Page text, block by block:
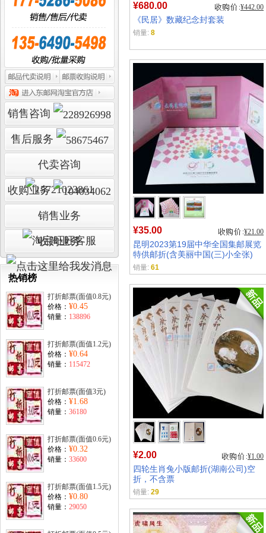
销售咨询
售后服务
代卖咨询
收购业务
销售业务
收购业务
热销榜
打折邮票(面值0.8元)
价格： ¥0.45
销量： 138896
打折邮票(面值1.2元)
价格： ¥0.64
销量： 115472
打折邮票(面值3元)
价格： ¥1.68
销量： 36180
打折邮票(面值0.6元)
价格： ¥0.32
销量： 33600
打折邮票(面值1.5元)
价格： ¥0.80
销量： 29050
¥680.00 ¥442.00
《民居》数藏纪念封套装
销量: 8
¥35.00 ¥21.00
昆明2023第19届中华全国集邮展览
特供邮折(含美丽中国(三)小全张)
销量: 61
¥2.00 ¥1.00
四轮生肖兔小版邮折(湖南公司)空
折，不含票
销量: 29